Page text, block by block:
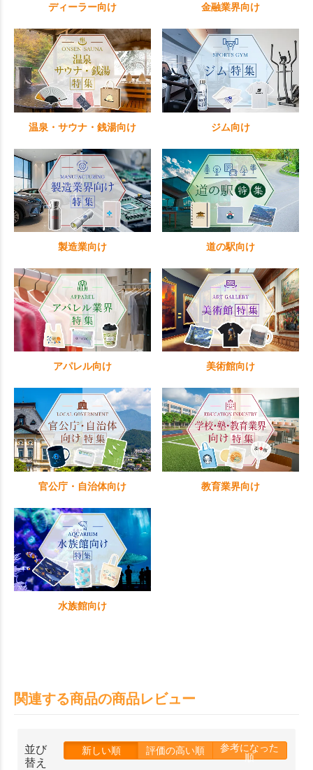
ディーラー向け 金融業界向け
温泉・サウナ・銭湯向け ジム向け
製造業向け 道の駅向け
アパレル向け 美術館向け
官公庁・自治体向け 教育業界向け
水族館向け
関連する商品の商品レビュー
並び
替え
新しい順 評価の高い順
参考になった
順